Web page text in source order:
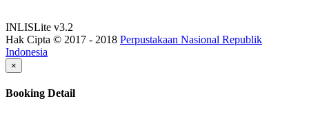
INLISLite v3.2
Hak Cipta © 2017 - 2018 Perpustakaan Nasional Republik
Indonesia
×
Booking Detail